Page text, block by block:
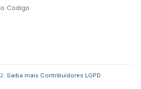
Codigo
Saiba mais Contribuidores LGPD